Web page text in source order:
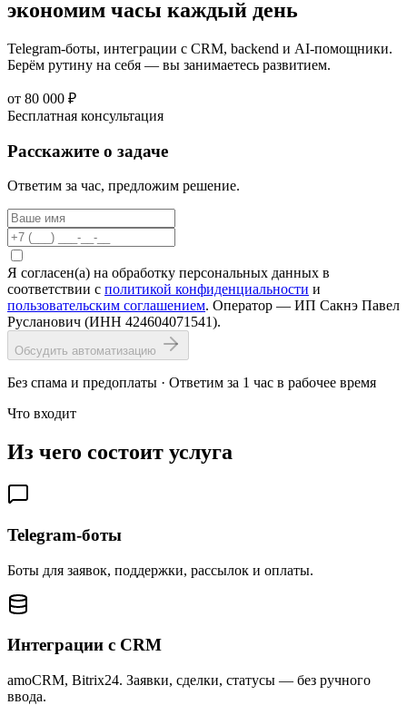
экономим часы каждый день
Telegram-боты, интеграции с CRM, backend и AI-помощники.
Берём рутину на себя — вы занимаетесь развитием.
от 80 000 ₽
Бесплатная консультация
Расскажите о задаче
Ответим за час, предложим решение.
Я согласен(а) на обработку персональных данных в
соответствии с политикой конфиденциальности и
пользовательским соглашением. Оператор — ИП Сакнэ Павел
Русланович (ИНН 424604071541).
Обсудить автоматизацию
Без спама и предоплаты · Ответим за 1 час в рабочее время
Что входит
Из чего состоит услуга
Telegram-боты
Боты для заявок, поддержки, рассылок и оплаты.
Интеграции с CRM
amoCRM, Bitrix24. Заявки, сделки, статусы — без ручного
ввода.